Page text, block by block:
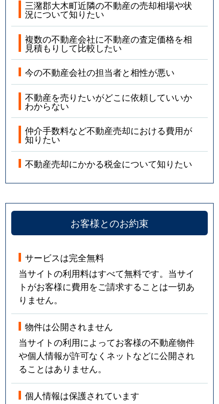
三潴郡大木町近隣の不動産の売却相場や状
況について知りたい
複数の不動産会社に不動産の査定価格を相
見積もりして比較したい
今の不動産会社の担当者と相性が悪い
不動産を売りたいがどこに依頼していいか
わからない
仲介手数料など不動産売却における費用が
知りたい
不動産売却にかかる税金について知りたい
お客様とのお約束
サービスは完全無料
当サイトの利用料はすべて無料です。当サイ
トがお客様に費用をご請求することは一切あ
りません。
物件は公開されません
当サイトの利用によってお客様の不動産物件
や個人情報が許可なくネットなどに公開され
ることはありません。
個人情報は保護されています